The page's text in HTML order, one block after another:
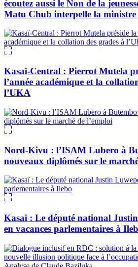
écoutez aussi le Non de la
Matu Chub interpelle la ministre
Kasaï-Central : Pierrot Mutela
l’année académique et la
l’UKA
Nord-Kivu : l’ISAM Lubero à
nouveaux diplômés sur le
Kasaï : Le député national
en vacances parlementaires à